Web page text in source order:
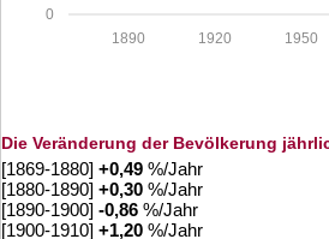
0
1950
1920
1890
Die Veränderung der Bevölkerung
[1869-1880] +0,49 %/Jahr
[1880-1890] +0,30 %/Jahr
[1890-1900] -0,86 %/Jahr
[1900-1910] +1,20 %/Jahr